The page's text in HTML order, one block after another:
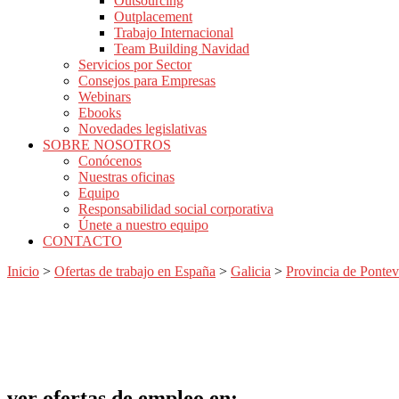
Outplacement
Trabajo Internacional
Team Building Navidad
Servicios por Sector
Consejos para Empresas
Webinars
Ebooks
Novedades legislativas
SOBRE NOSOTROS
Conócenos
Nuestras oficinas
Equipo
Responsabilidad social corporativa
Únete a nuestro equipo
CONTACTO
Inicio > Ofertas de trabajo en España > Galicia > Provincia de